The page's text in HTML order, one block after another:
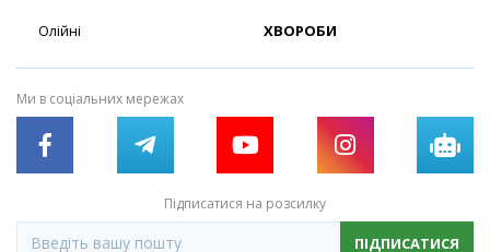
Олійні ХВОРОБИ
Ми в соціальних мережах
Підписатися на розсилку
ПІДПИСАТИСЯ